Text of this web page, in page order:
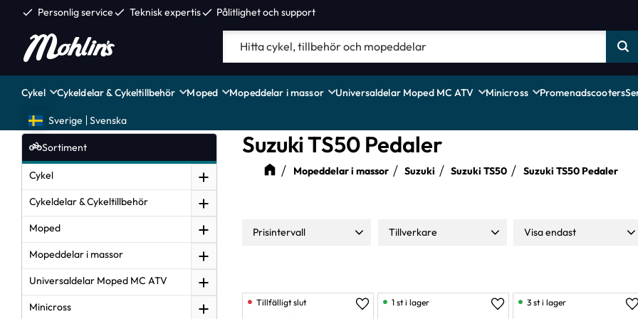
check Personlig servicecheck Teknisk expertischeck Pålitlighet och support
Cykel Cykeldelar & Cykeltillbehör Moped Mopeddelar i massor Universaldelar Moped MC ATV Minicross Promenadscooters
Sverige Svenska
Suzuki TS50 Pedaler
Mopeddelar i massor Suzuki Suzuki TS50 Suzuki TS50 Pedaler
Prisintervall
Tillverkare
Visa endast
Lägg till i favoriter Lägg till i favoriter
1 st i lager 3 st i lager
Sortiment
Cykel
Cykeldelar & Cykeltillbehör
Moped
Mopeddelar i massor
Universaldelar Moped MC ATV
Minicross